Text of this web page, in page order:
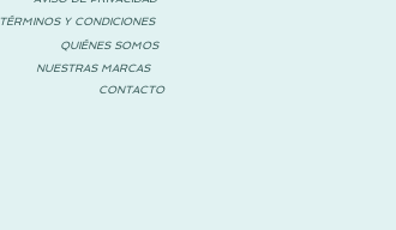
TÉRMINOS Y CONDICIONES
QUIÉNES SOMOS
NUESTRAS MARCAS
CONTACTO